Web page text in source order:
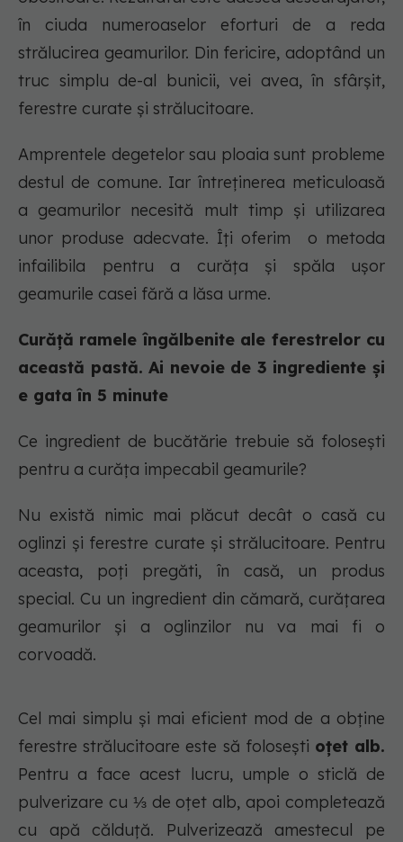
în ciuda numeroaselor eforturi de a reda
strălucirea geamurilor. Din fericire, adoptând un
truc simplu de-al bunicii, vei avea, în sfârșit,
ferestre curate și strălucitoare.
Amprentele degetelor sau ploaia sunt probleme
destul de comune. Iar întreținerea meticuloasă
a geamurilor necesită mult timp și utilizarea
unor produse adecvate. Îți oferim o metoda
infailibila pentru a curăța și spăla ușor
geamurile casei fără a lăsa urme.
Curăță ramele îngălbenite ale ferestrelor cu
această pastă. Ai nevoie de 3 ingrediente și
e gata în 5 minute
Ce ingredient de bucătărie trebuie să folosești
pentru a curăța impecabil geamurile?
Nu există nimic mai plăcut decât o casă cu
oglinzi și ferestre curate și strălucitoare. Pentru
aceasta, poți pregăti, în casă, un produs
special. Cu un ingredient din cămară, curățarea
geamurilor și a oglinzilor nu va mai fi o
corvoadă.
Cel mai simplu și mai eficient mod de a obține
ferestre strălucitoare este să folosești oțet alb.
Pentru a face acest lucru, umple o sticlă de
pulverizare cu ⅓ de oțet alb, apoi completează
cu apă călduță. Pulverizează amestecul pe